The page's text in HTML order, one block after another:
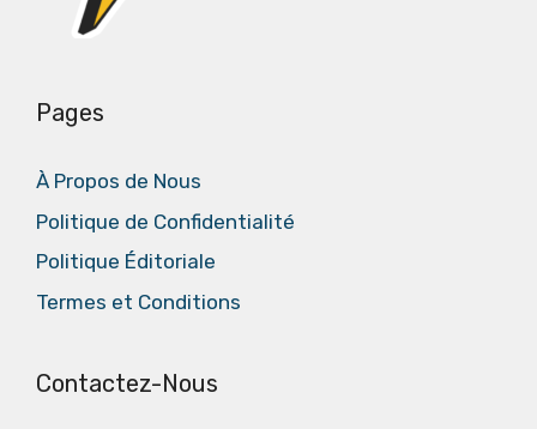
Pages
À Propos de Nous
Politique de Confidentialité
Politique Éditoriale
Termes et Conditions
Contactez-Nous